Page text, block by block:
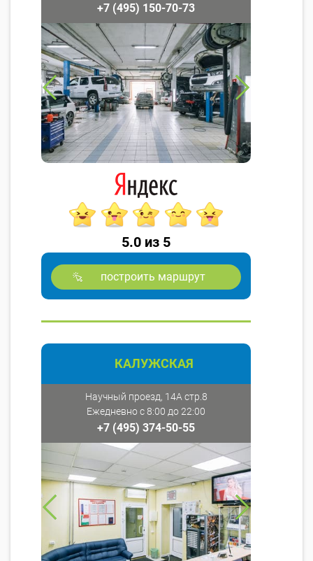
+7 (495) 150-70-73
5.0 из 5
построить маршрут
КАЛУЖСКАЯ
Научный проезд, 14А стр.8
Ежедневно с 8:00 до 22:00
+7 (495) 374-50-55